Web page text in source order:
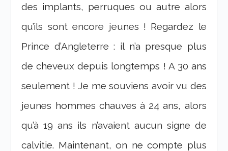
des implants, perruques ou autre alors
qu’ils sont encore jeunes ! Regardez le
Prince d’Angleterre : il n’a presque plus
de cheveux depuis longtemps ! A 30 ans
seulement ! Je me souviens avoir vu des
jeunes hommes chauves à 24 ans, alors
qu’à 19 ans ils n’avaient aucun signe de
calvitie. Maintenant, on ne compte plus